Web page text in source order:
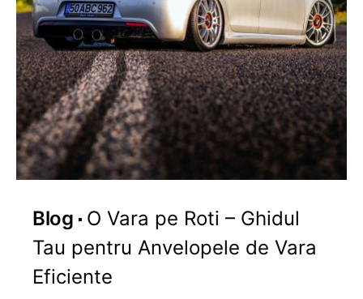
Blog
O Vara pe Roti – Ghidul
Tau pentru Anvelopele de Vara
Eficiente